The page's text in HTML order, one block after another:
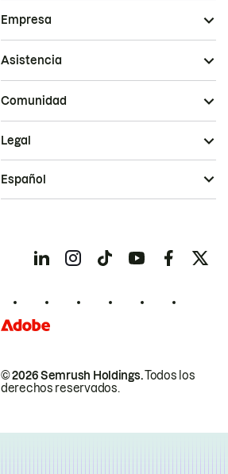
Empresa
Asistencia
Comunidad
© 2026 Semrush Holdings.Todos los
derechos reservados.
Legal
Español